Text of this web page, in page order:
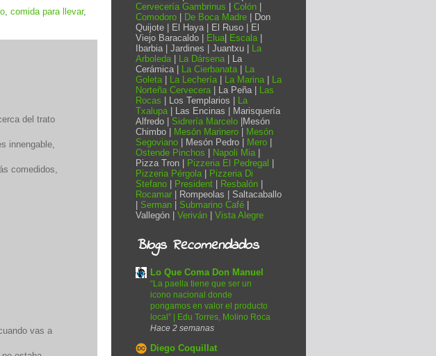
comida para llevar,
del trato
innengable,
comedidos,
vas a
Cervecería Gambrinus
Colón
Comodoro
De Boca Madre | Don
Quijote | El Haya | El Ruso | El
Viejo Baracaldo |
Elua Escala
Ibarbia | Jardines | Juantxu |
La
Arboleda
La Dársena | La
Cerámica |
La Cierbanata
La
Goleta
La Lechería La Marina
La
Norteña Cervecera | La Peña |
Las
Rocas | Los Templarios |
La
Txalupa | Las Encinas | Marisquería
Alfredo | Sidrería Marcelo |Mesón
Chimbo |
Mesón Marinero
Mesón
Segoviano | Mesón Pedro | Mero
Ostende Pinchos
Napoli Mia
Pizza Tron |
Pizzeria El Pedregal
Pizzeria Pérgola
Pizzeria Di
Stefano
President Resbalón
Rocamar
| Rompeolas | Saltacaballo
Serman Submarino Café
Vallegón | Veriván Vista Alegre
Blogs Recomendados
Lo Que Coma Don Manuel
“La paella tiene que ser un
icono nacional donde
pongamos en valor el producto
local” | Edu Torres, Molino Roca
Hace 2 semanas
Diego Coquillat